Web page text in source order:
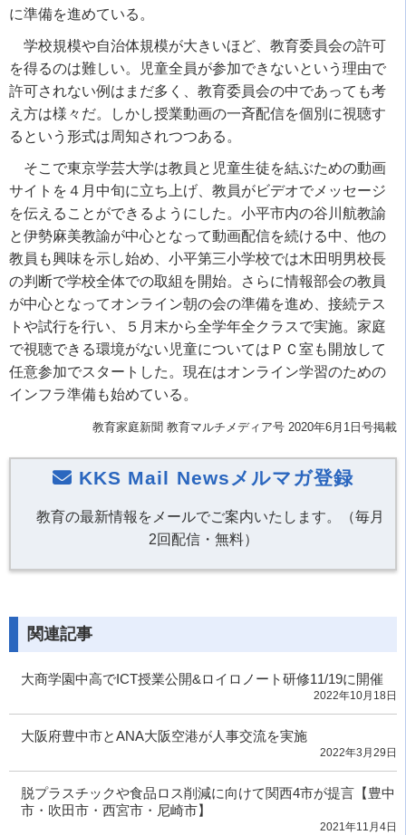
に準備を進めている。
学校規模や自治体規模が大きいほど、教育委員会の許可
を得るのは難しい。児童全員が参加できないという理由で
許可されない例はまだ多く、教育委員会の中であっても考
え方は様々だ。しかし授業動画の一斉配信を個別に視聴す
るという形式は周知されつつある。
そこで東京学芸大学は教員と児童生徒を結ぶための動画
サイトを４月中旬に立ち上げ、教員がビデオでメッセージ
を伝えることができるようにした。小平市内の谷川航教諭
と伊勢麻美教諭が中心となって動画配信を続ける中、他の
教員も興味を示し始め、小平第三小学校では木田明男校長
の判断で学校全体での取組を開始。さらに情報部会の教員
が中心となってオンライン朝の会の準備を進め、接続テス
トや試行を行い、５月末から全学年全クラスで実施。家庭
で視聴できる環境がない児童についてはＰＣ室も開放して
任意参加でスタートした。現在はオンライン学習のための
インフラ準備も始めている。
教育家庭新聞 教育マルチメディア号 2020年6月1日号掲載
KKS Mail Newsメルマガ登録
教育の最新情報をメールでご案内いたします。（毎月
2回配信・無料）
関連記事
大商学園中高でICT授業公開&ロイロノート研修11/19に開催
2022年10月18日
大阪府豊中市とANA大阪空港が人事交流を実施
2022年3月29日
脱プラスチックや食品ロス削減に向けて関西4市が提言【豊中
市・吹田市・西宮市・尼崎市】
2021年11月4日